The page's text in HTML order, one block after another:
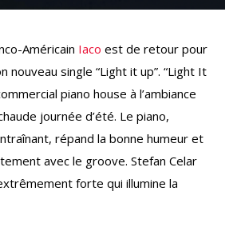
Américain Iaco est de retour pour
nouveau single “Light it up”. “Light It
piano house à l’ambiance
journée d’été. Le piano,
répand la bonne humeur et
avec le groove. Stefan Celar
forte qui illumine la